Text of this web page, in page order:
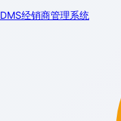
DMS经销商管理系统